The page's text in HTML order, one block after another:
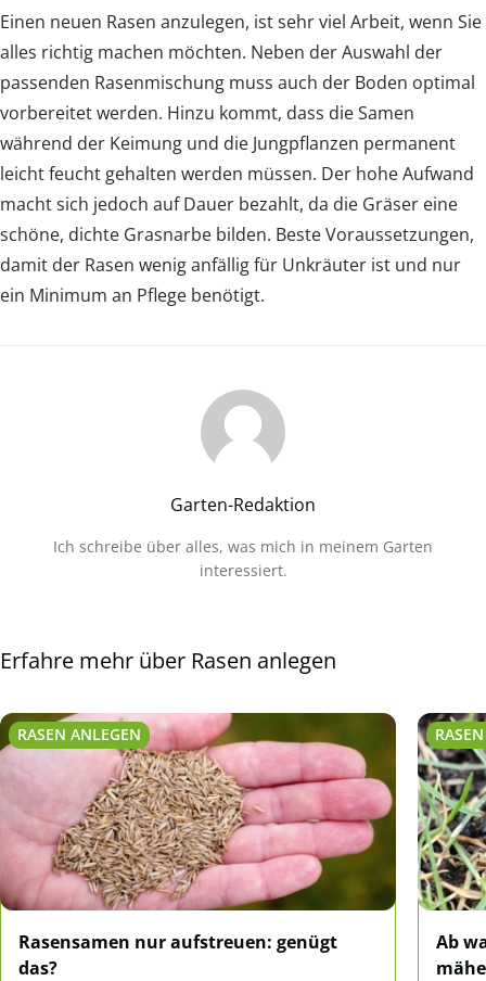
Einen neuen Rasen anzulegen, ist sehr viel Arbeit, wenn Sie
alles richtig machen möchten. Neben der Auswahl der
passenden Rasenmischung muss auch der Boden optimal
vorbereitet werden. Hinzu kommt, dass die Samen
während der Keimung und die Jungpflanzen permanent
leicht feucht gehalten werden müssen. Der hohe Aufwand
macht sich jedoch auf Dauer bezahlt, da die Gräser eine
schöne, dichte Grasnarbe bilden. Beste Voraussetzungen,
damit der Rasen wenig anfällig für Unkräuter ist und nur
ein Minimum an Pflege benötigt.
Garten-Redaktion
Ich schreibe über alles, was mich in meinem Garten
interessiert.
Erfahre mehr über Rasen anlegen
RASEN ANLEGEN
Rasensamen nur aufstreuen: genügt
das?
Ab